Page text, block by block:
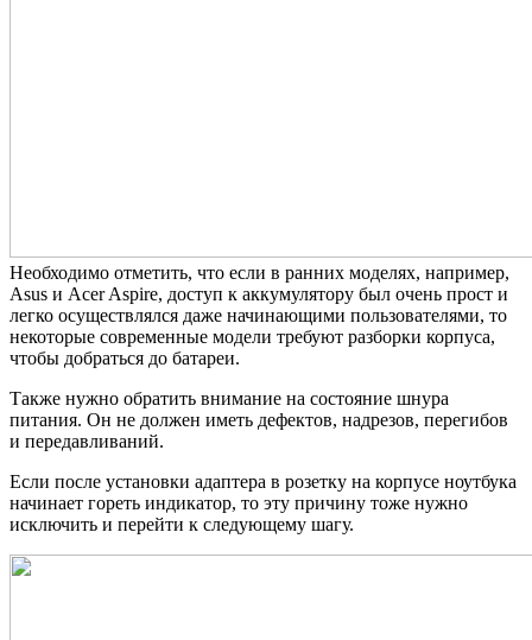
Необходимо отметить, что если в ранних моделях, например,
Asus и Acer Aspire, доступ к аккумулятору был очень прост и
легко осуществлялся даже начинающими пользователями, то
некоторые современные модели требуют разборки корпуса,
чтобы добраться до батареи.
Также нужно обратить внимание на состояние шнура
питания. Он не должен иметь дефектов, надрезов, перегибов
и передавливаний.
Если после установки адаптера в розетку на корпусе ноутбука
начинает гореть индикатор, то эту причину тоже нужно
исключить и перейти к следующему шагу.